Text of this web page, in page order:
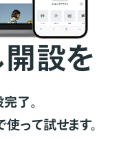
開設を
了。
って試せます。